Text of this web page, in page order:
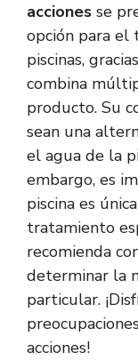
acciones se
opción para el
piscinas,
combina
producto. Su
sean una
el agua de la
embargo, es
piscina es
tratamiento
recomienda
determinar la
particular.
acciones!